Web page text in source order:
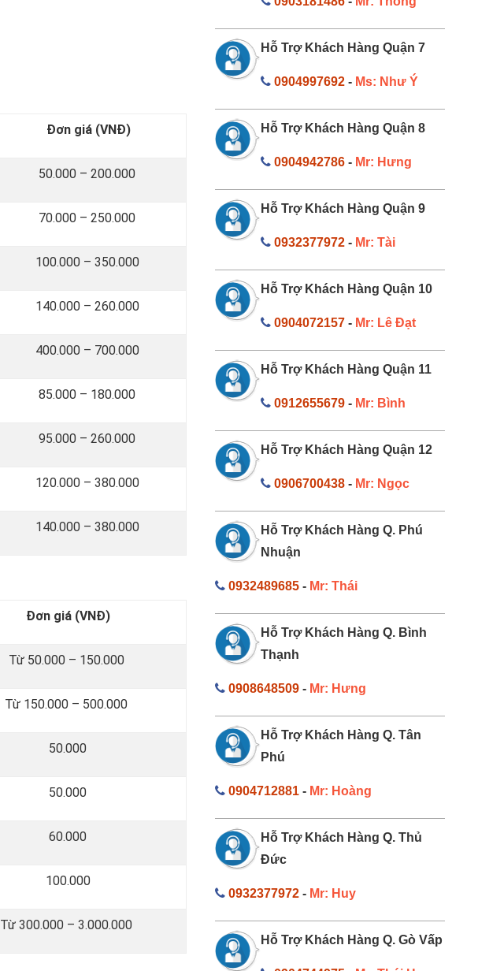
Đơn giá (VNĐ)
50.000 – 200.000
70.000 – 250.000
100.000 – 350.000
140.000 – 260.000
400.000 – 700.000
85.000 – 180.000
95.000 – 260.000
120.000 – 380.000
140.000 – 380.000
Đơn giá (VNĐ)
Từ 50.000 – 150.000
Từ 150.000 – 500.000
50.000
50.000
60.000
100.000
Từ 300.000 – 3.000.000
Hỗ Trợ Khách Hàng Quận 7
0904997692 - Ms: Như Ý
Hỗ Trợ Khách Hàng Quận 8
0904942786 - Mr: Hưng
Hỗ Trợ Khách Hàng Quận 9
0932377972 - Mr: Tài
Hỗ Trợ Khách Hàng Quận 10
0904072157 - Mr: Lê Đạt
Hỗ Trợ Khách Hàng Quận 11
0912655679 - Mr: Bình
Hỗ Trợ Khách Hàng Quận 12
0906700438 - Mr: Ngọc
Hỗ Trợ Khách Hàng Q. Phú
Nhuận
0932489685- Mr: Thái
Hỗ Trợ Khách Hàng Q. Bình
Thạnh
0908648509- Mr: Hưng
Hỗ Trợ Khách Hàng Q. Tân
Phú
0904712881- Mr: Hoàng
Hỗ Trợ Khách Hàng Q. Thủ
Đức
0932377972- Mr: Huy
Hỗ Trợ Khách Hàng Q. Gò Vấp